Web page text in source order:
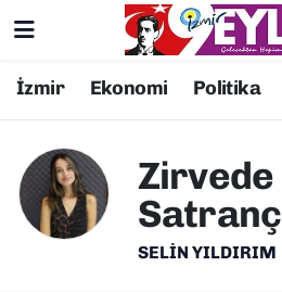
İzmir Ekonomi Politika
Zirvede
Satranç
SELIN YILDIRIM
Resmi İlanlar
DÜNYA
Konak Nöbetçi Eczaneler
Konak Trafik Yoğunluk
Süper Lig Puan Durumu